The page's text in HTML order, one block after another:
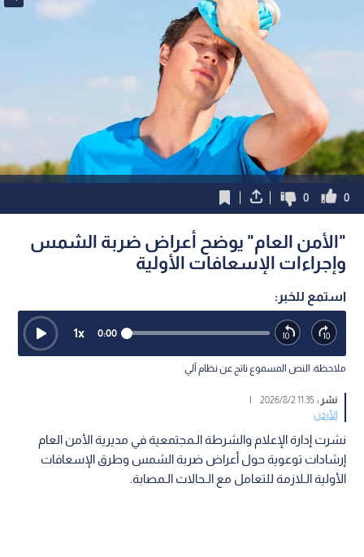
0
0
"الأمن العام" يوضح أعراض ضربة الشمس
وإجراءات الإسعافات الأولية
استمع للخبر:
0:00
1x
ملاحظة: النص المسموع ناتج عن نظام آلي
نشر :11:35 2026/8/2
|
الأردن
نشرت إدارة الإعلام والشرطة الـمجتمعية في مديرية الأمن العام
إرشادات توعوية حول أعراض ضربة الشمس وطرق الإسعافات
الأولية الـلازمة للتعامل مع الـحالات الـمصابة.